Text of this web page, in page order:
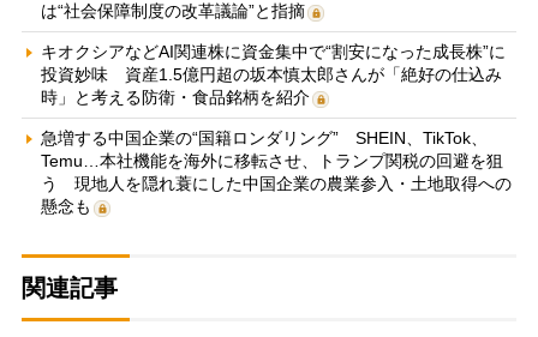
は“社会保障制度の改革議論”と指摘
キオクシアなどAI関連株に資金集中で“割安になった成長株”に
投資妙味 資産1.5億円超の坂本慎太郎さんが「絶好の仕込み
時」と考える防衛・食品銘柄を紹介
急増する中国企業の“国籍ロンダリング” SHEIN、TikTok、
Temu…本社機能を海外に移転させ、トランプ関税の回避を狙
う 現地人を隠れ蓑にした中国企業の農業参入・土地取得への
懸念も
関連記事